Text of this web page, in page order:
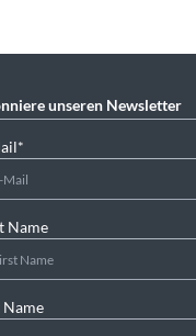
unseren Newsletter
*
Name
Name